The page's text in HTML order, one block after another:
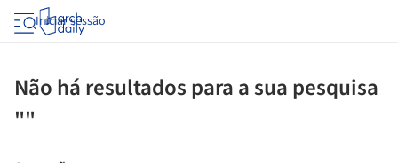
Iniciar sessão
Não há resultados para a sua pesquisa
""